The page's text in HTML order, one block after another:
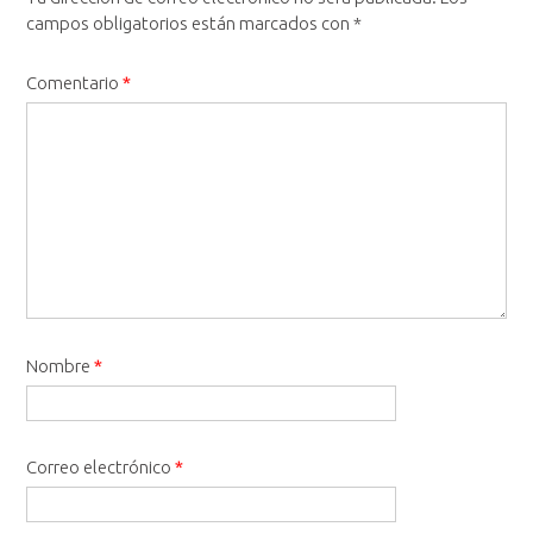
campos obligatorios están marcados con *
Comentario *
Nombre *
Correo electrónico *